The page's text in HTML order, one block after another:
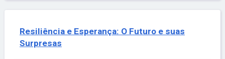
Resiliência e Esperança: O Futuro e suas
Surpresas